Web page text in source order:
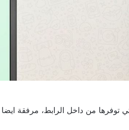
توفرها من داخل الرابط، مرفقة ايضا